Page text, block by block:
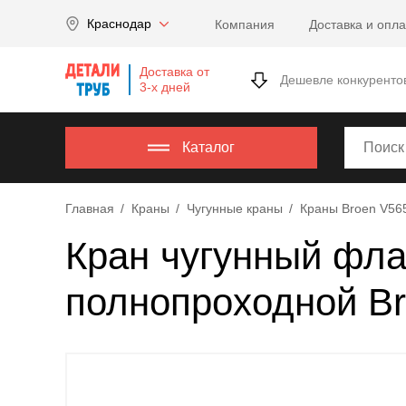
Краснодар Компания Доставка и
Доставка от
3-х дней
Дешевле
Каталог
Главная Краны Чугунные краны Краны Broen
Кран чугунный
полнопроходной
Московская